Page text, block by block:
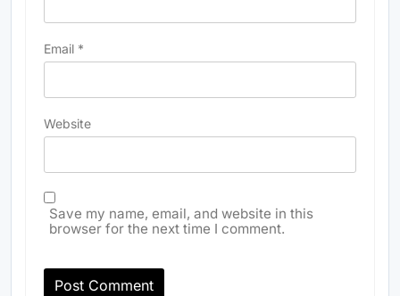
Email *
Website
Save my name, email, and website in this
browser for the next time I comment.